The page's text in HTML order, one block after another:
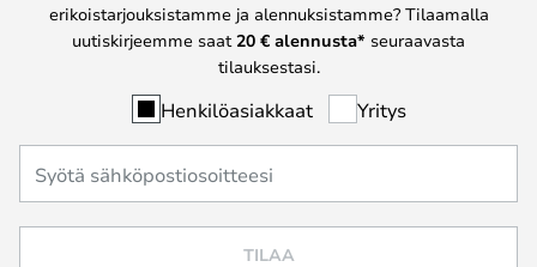
erikoistarjouksistamme ja alennuksistamme? Tilaamalla
uutiskirjeemme saat 20 € alennusta* seuraavasta
tilauksestasi.
Henkilöasiakkaat Yritys
TILAA